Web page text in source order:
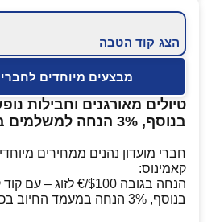
הצג קוד הטבה
מבצעים מיוחדים לחברי
טיולים מאורגנים וחבילות
בנוסף, 3% הנחה למשלמים בכרטיס המועדון
חברי מועדון נהנים ממחירים
קאמינוס:
הנחה בגובה $100/€ לזוג – עם קוד קופון STYLE
בנוסף, 3% הנחה במעמד החיוב בכרטיס אשראי